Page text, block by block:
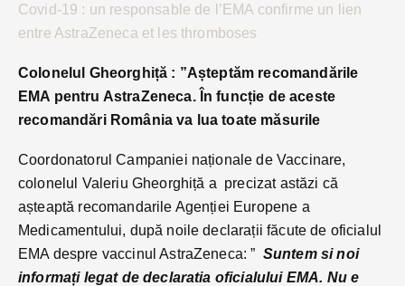
Covid-19 : un responsable de l’EMA confirme un lien
entre AstraZeneca et les thromboses
Colonelul Gheorghiță : ”Așteptăm recomandările
EMA pentru AstraZeneca. În funcție de aceste
recomandări România va lua toate măsurile
Coordonatorul Campaniei naționale de Vaccinare,
colonelul Valeriu Gheorghiță a precizat astăzi că
așteaptă recomandarile Agenției Europene a
Medicamentului, după noile declarații făcute de oficialul
EMA despre vaccinul AstraZeneca: ” Suntem si noi
informați legat de declaratia oficialului EMA. Nu e